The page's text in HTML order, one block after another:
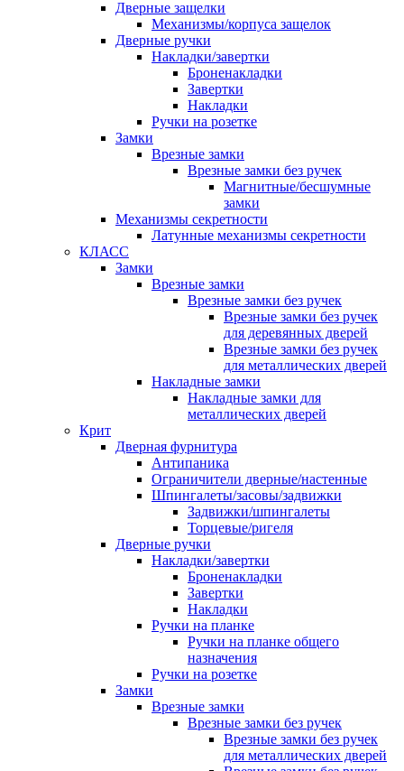
Дверные защелки
Механизмы/корпуса защелок
Дверные ручки
Накладки/завертки
Броненакладки
Завертки
Накладки
Ручки на розетке
Замки
Врезные замки
Врезные замки без ручек
Магнитные/бесшумные
замки
Механизмы секретности
Латунные механизмы секретности
КЛАСС
Замки
Врезные замки
Врезные замки без ручек
Врезные замки без ручек
для деревянных дверей
Врезные замки без ручек
для металлических дверей
Накладные замки
Накладные замки для
металлических дверей
Крит
Дверная фурнитура
Антипаника
Ограничители дверные/настенные
Шпингалеты/засовы/задвижки
Задвижки/шпингалеты
Торцевые/ригеля
Дверные ручки
Накладки/завертки
Броненакладки
Завертки
Накладки
Ручки на планке
Ручки на планке общего
назначения
Ручки на розетке
Замки
Врезные замки
Врезные замки без ручек
Врезные замки без ручек
для металлических дверей